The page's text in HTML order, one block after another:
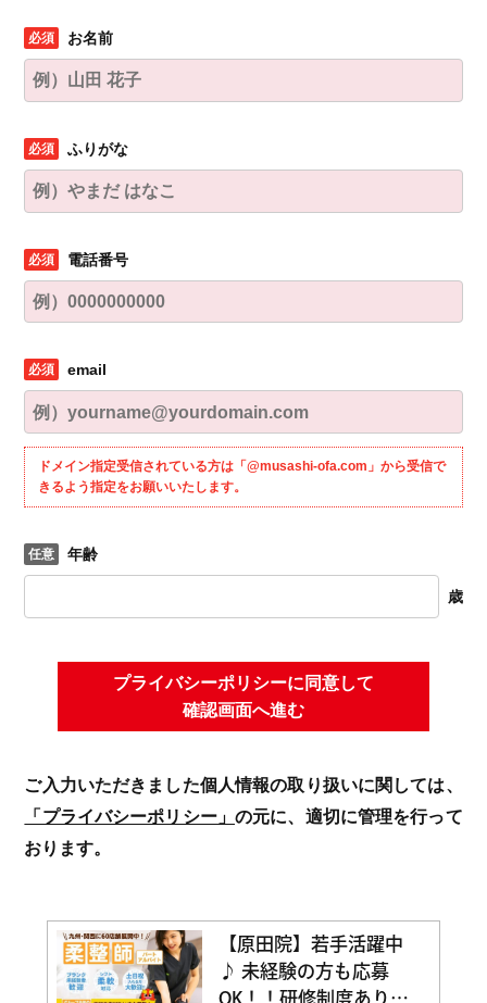
お名前
ふりがな
電話番号
email
ドメイン指定受信されている方は「@musashi-ofa.com」から受信で
きるよう指定をお願いいたします。
年齢
歳
プライバシーポリシーに同意して
確認画面へ進む
ご入力いただきました個人情報の取り扱いに関しては、
「プライバシーポリシー」 の元に、適切に管理を行って
おります。
【原田院】若手活躍中
♪ 未経験の方も応募
OK！！研修制度あり☆